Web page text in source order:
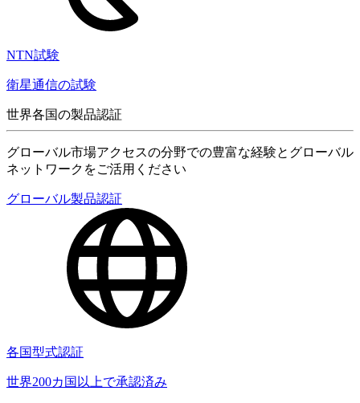
NTN試験
衛星通信の試験
世界各国の製品認証
グローバル市場アクセスの分野での豊富な経験とグローバル
ネットワークをご活用ください
グローバル製品認証
各国型式認証
世界200カ国以上で承認済み